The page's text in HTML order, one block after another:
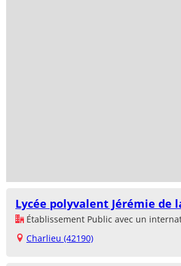
Lycée polyvalent Jérémie de
Établissement Public avec un
Charlieu (42190)